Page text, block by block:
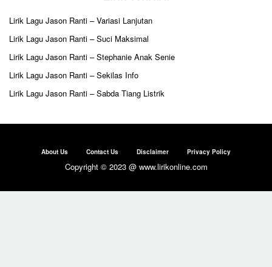
Lirik Lagu Jason Ranti – Variasi Lanjutan
Lirik Lagu Jason Ranti – Suci Maksimal
Lirik Lagu Jason Ranti – Stephanie Anak Senie
Lirik Lagu Jason Ranti – Sekilas Info
Lirik Lagu Jason Ranti – Sabda Tiang Listrik
About Us Contact Us Disclaimer Privacy Policy
Copyright © 2023 @ www.lirikonline.com